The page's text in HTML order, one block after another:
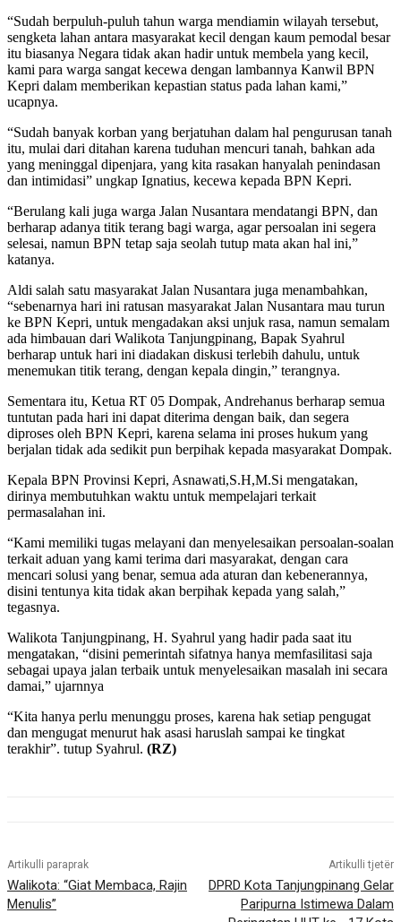
“Sudah berpuluh-puluh tahun warga mendiamin wilayah tersebut,
sengketa lahan antara masyarakat kecil dengan kaum pemodal besar
itu biasanya Negara tidak akan hadir untuk membela yang kecil,
kami para warga sangat kecewa dengan lambannya Kanwil BPN
Kepri dalam memberikan kepastian status pada lahan kami,”
ucapnya.
“Sudah banyak korban yang berjatuhan dalam hal pengurusan tanah
itu, mulai dari ditahan karena tuduhan mencuri tanah, bahkan ada
yang meninggal dipenjara, yang kita rasakan hanyalah penindasan
dan intimidasi” ungkap Ignatius, kecewa kepada BPN Kepri.
“Berulang kali juga warga Jalan Nusantara mendatangi BPN, dan
berharap adanya titik terang bagi warga, agar persoalan ini segera
selesai, namun BPN tetap saja seolah tutup mata akan hal ini,”
katanya.
Aldi salah satu masyarakat Jalan Nusantara juga menambahkan,
“sebenarnya hari ini ratusan masyarakat Jalan Nusantara mau turun
ke BPN Kepri, untuk mengadakan aksi unjuk rasa, namun semalam
ada himbauan dari Walikota Tanjungpinang, Bapak Syahrul
berharap untuk hari ini diadakan diskusi terlebih dahulu, untuk
menemukan titik terang, dengan kepala dingin,” terangnya.
Sementara itu, Ketua RT 05 Dompak, Andrehanus berharap semua
tuntutan pada hari ini dapat diterima dengan baik, dan segera
diproses oleh BPN Kepri, karena selama ini proses hukum yang
berjalan tidak ada sedikit pun berpihak kepada masyarakat Dompak.
Kepala BPN Provinsi Kepri, Asnawati,S.H,M.Si mengatakan,
dirinya membutuhkan waktu untuk mempelajari terkait
permasalahan ini.
“Kami memiliki tugas melayani dan menyelesaikan persoalan-soalan
terkait aduan yang kami terima dari masyarakat, dengan cara
mencari solusi yang benar, semua ada aturan dan kebenerannya,
disini tentunya kita tidak akan berpihak kepada yang salah,”
tegasnya.
Walikota Tanjungpinang, H. Syahrul yang hadir pada saat itu
mengatakan, “disini pemerintah sifatnya hanya memfasilitasi saja
sebagai upaya jalan terbaik untuk menyelesaikan masalah ini secara
damai,” ujarnnya
“Kita hanya perlu menunggu proses, karena hak setiap pengugat
dan mengugat menurut hak asasi haruslah sampai ke tingkat
terakhir”. tutup Syahrul. (RZ)
Artikulli paraprak
Walikota: “Giat Membaca, Rajin
Menulis”
Artikulli tjetër
DPRD Kota Tanjungpinang Gelar
Paripurna Istimewa Dalam